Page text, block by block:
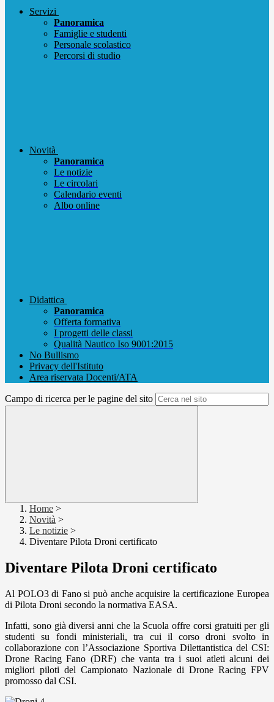
Servizi
Panoramica
Famiglie e studenti
Personale scolastico
Percorsi di studio
Novità
Panoramica
Le notizie
Le circolari
Calendario eventi
Albo online
Didattica
Panoramica
Offerta formativa
I progetti delle classi
Qualità Nautico Iso 9001:2015
No Bullismo
Privacy dell'Istituto
Area riservata Docenti/ATA
Campo di ricerca per le pagine del sito
Home >
Novità >
Le notizie >
Diventare Pilota Droni certificato
Diventare Pilota Droni certificato
Al POLO3 di Fano si può anche acquisire la certificazione Europea
di Pilota Droni secondo la normativa EASA.
Infatti, sono già diversi anni che la Scuola offre corsi gratuiti per gli
studenti su fondi ministeriali, tra cui il corso droni svolto in
collaborazione con l’Associazione Sportiva Dilettantistica del CSI:
Drone Racing Fano (DRF) che vanta tra i suoi atleti alcuni dei
migliori piloti del Campionato Nazionale di Drone Racing FPV
promosso dal CSI.